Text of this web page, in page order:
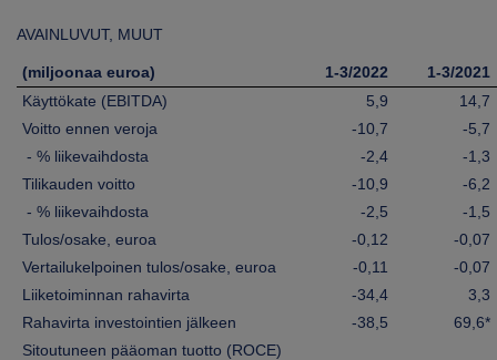
AVAINLUVUT, MUUT
(miljoonaa euroa) 1-3/2022
1-3/2021
Käyttökate (EBITDA)
5,9
14,7
Voitto ennen veroja
-10,7
-5,7
- % liikevaihdosta
-2,4
-1,3
Tilikauden voitto
-10,9
-6,2
- % liikevaihdosta
-2,5
-1,5
Tulos/osake, euroa
-0,12
-0,07
Vertailukelpoinen tulos/osake, euroa
-0,11
-0,07
Liiketoiminnan rahavirta
-34,4
3,3
Rahavirta investointien jälkeen
-38,5
69,6*
Sitoutuneen pääoman tuotto (ROCE)